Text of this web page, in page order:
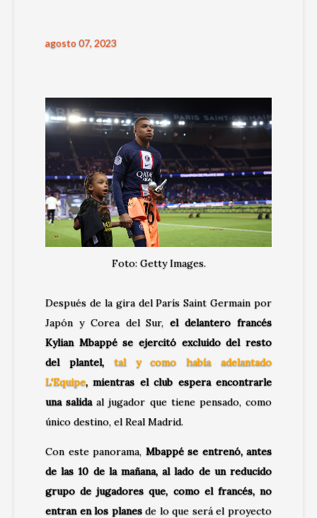
agosto 07, 2023
Foto: Getty Images.
Después de la gira del París Saint Germain por
Japón y Corea del Sur,el delantero francés
Kylian Mbappé se ejercitó excluido del resto
del plantel, tal y como había adelantado
L'Equipe, mientras el club espera encontrarle
una salidaal jugador que tiene pensado, como
único destino, el Real Madrid.
Con este panorama, Mbappé se entrenó, antes
de las 10 de la mañana, al lado de un reducido
grupo de jugadores que, como el francés, no
entran en los planesde lo que será el proyecto